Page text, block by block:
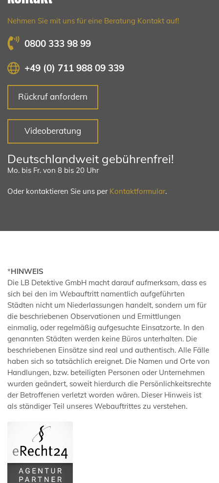
Nehmen Sie mit uns für eine Beratung Kontakt auf!
0800 333 98 99
+49 (0) 711 988 09 339
Rückruf anfordern
Videoberatung
Deutschlandweit gebührenfrei!
Mo. bis Fr. von 8 bis 20 Uhr
Oder kontaktieren Sie uns per Kontaktformular.
*HINWEIS
Die LB Detektive GmbH macht darauf aufmerksam, dass es
sich bei den im Webauftritt namentlich aufgeführten
Städten nicht um Niederlassungen handelt, sondern um für
die beschriebenen Observationen und Ermittlungen
einmalig, oder regelmäßig aufgesuchte Einsatzorte. In den
genannten Städten werden keine Büros unterhalten. Die
beschriebenen Einsätze sind real und authentisch. Alle Fälle
haben sich so tatsächlich ereignet. Die Namen und Orte von
Handlungen, bzw. beteiligten Personen oder Unternehmen
wurden geändert, soweit hierdurch die Persönlichkeitsrechte
der Betroffenen verletzt worden wären. Dieser Hinweis ist
als ständiger Teil unseres Webauftrittes zu verstehen.